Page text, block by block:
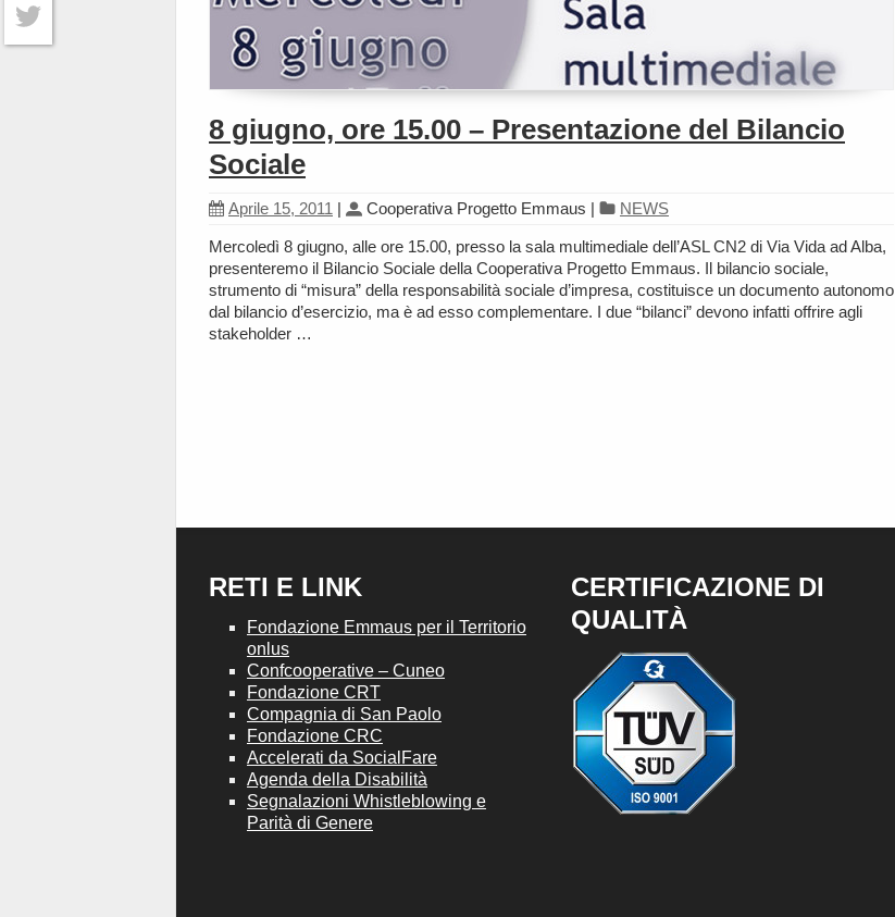
8 giugno, ore 15.00 – Presentazione del Bilancio
Sociale
Aprile 15, 2011 | Cooperativa Progetto Emmaus | NEWS
Mercoledì 8 giugno, alle ore 15.00, presso la sala multimediale dell’ASL CN2 di Via Vida ad Alba,
presenteremo il Bilancio Sociale della Cooperativa Progetto Emmaus. Il bilancio sociale,
strumento di “misura” della responsabilità sociale d’impresa, costituisce un documento autonomo
dal bilancio d’esercizio, ma è ad esso complementare. I due “bilanci” devono infatti offrire agli
stakeholder …
RETI E LINK
Fondazione Emmaus per il Territorio
onlus
Confcooperative – Cuneo
Fondazione CRT
Compagnia di San Paolo
Fondazione CRC
Accelerati da SocialFare
Agenda della Disabilità
Segnalazioni Whistleblowing e
Parità di Genere
CERTIFICAZIONE DI
QUALITÀ
Facebook
Twitter